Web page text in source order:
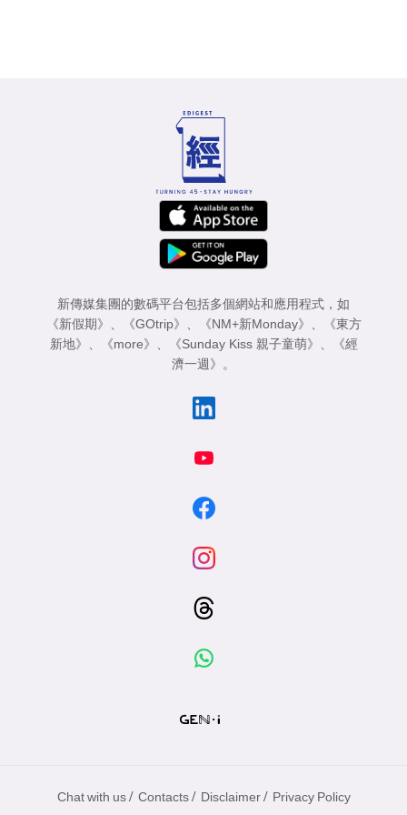
新傳媒集團的數碼平台包括多個網站和應用程式，如
《新假期》
《GOtrip》 《NM+新Monday》
《東方
新地》
《more》 《Sunday Kiss 親子童萌》
《經
濟一週》
。
Chat with us / Contacts / Disclaimer / Privacy Policy